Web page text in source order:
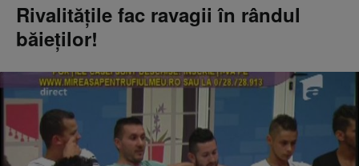
Rivalităţile fac ravagii în rândul
băieţilor!